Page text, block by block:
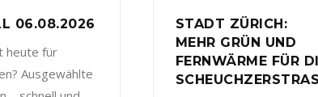
06.08.2026
heute für
Ausgewählte
STADT ZÜRICH:
MEHR GRÜN UND
FERNWÄRME FÜR